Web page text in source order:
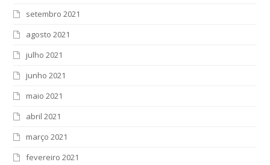
setembro 2021
agosto 2021
julho 2021
junho 2021
maio 2021
abril 2021
março 2021
fevereiro 2021